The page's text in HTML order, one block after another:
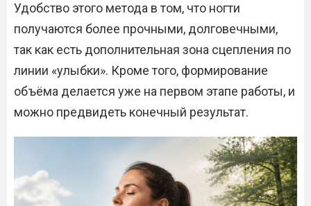
Удобство этого метода в том, что ногти
получаются более прочными, долговечными,
так как есть дополнительная зона сцепления по
линии «улыбки». Кроме того, формирование
объёма делается уже на первом этапе работы, и
можно предвидеть конечный результат.